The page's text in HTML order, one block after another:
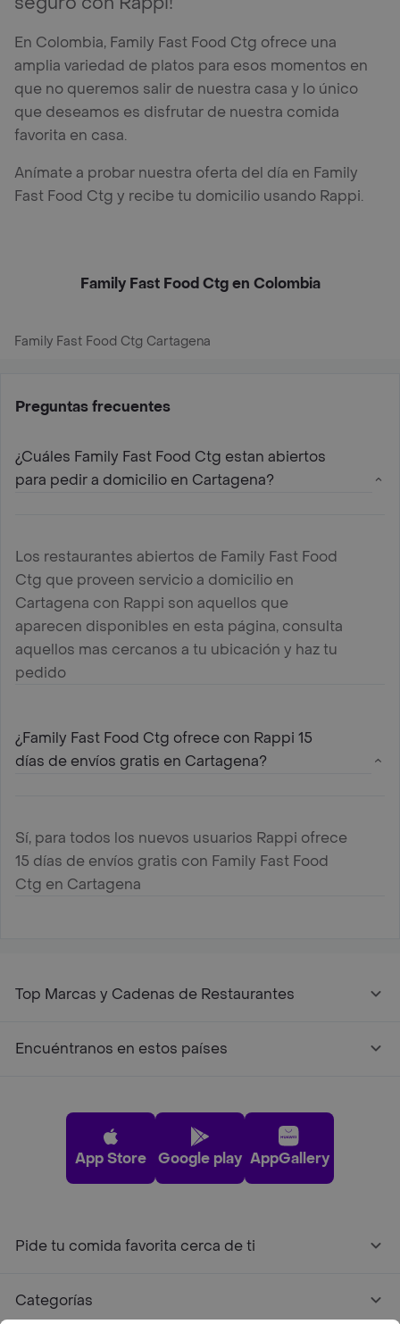
En Colombia, Family Fast Food Ctg ofrece una
amplia variedad de platos para esos momentos en
que no queremos salir de nuestra casa y lo único
que deseamos es disfrutar de nuestra comida
favorita en casa.
Anímate a probar nuestra oferta del día en Family
Fast Food Ctg y recibe tu domicilio usando Rappi.
Family Fast Food Ctg en Colombia
Family Fast Food Ctg Cartagena
Preguntas frecuentes
¿Cuáles Family Fast Food Ctg estan abiertos
para pedir a domicilio en Cartagena?
Los restaurantes abiertos de Family Fast Food
Ctg que proveen servicio a domicilio en
Cartagena con Rappi son aquellos que
aparecen disponibles en esta página, consulta
aquellos mas cercanos a tu ubicación y haz tu
pedido
¿Family Fast Food Ctg ofrece con Rappi 15
días de envíos gratis en Cartagena?
Sí, para todos los nuevos usuarios Rappi ofrece
15 días de envíos gratis con Family Fast Food
Ctg en Cartagena
Top Marcas y Cadenas de Restaurantes
Encuéntranos en estos países
App Store Google play AppGallery
Pide tu comida favorita cerca de ti
Categorías